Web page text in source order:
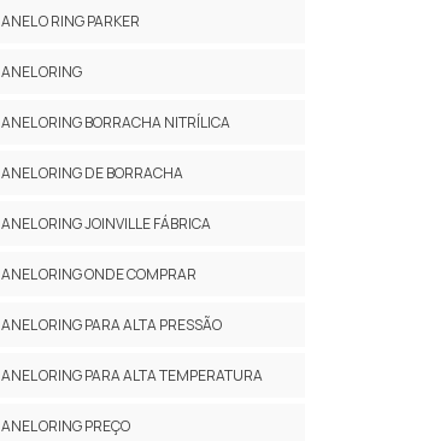
ANEL O RING PARKER
ANEL ORING
ANEL ORING BORRACHA NITRÍLICA
ANEL ORING DE BORRACHA
ANEL ORING JOINVILLE FÁBRICA
ANEL ORING ONDE COMPRAR
ANEL ORING PARA ALTA PRESSÃO
ANEL ORING PARA ALTA TEMPERATURA
ANEL ORING PREÇO